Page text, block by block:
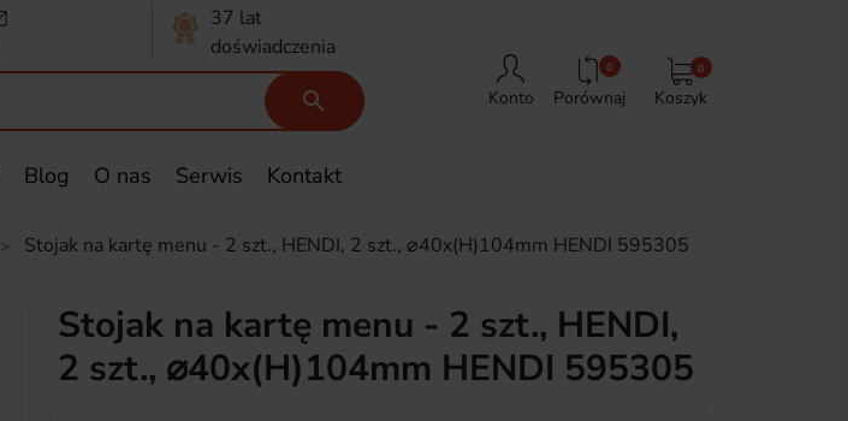
37 lat
doświadczenia
 Konto
0
Porównaj Koszyk
0
Blog O nas Serwis Kontakt
Stojak na kartę menu - 2 szt., HENDI, 2 szt., ⌀40x(H)104mm HENDI 595305
Stojak na kartę menu - 2 szt., HENDI,
2 szt., ⌀40x(H)104mm HENDI 595305